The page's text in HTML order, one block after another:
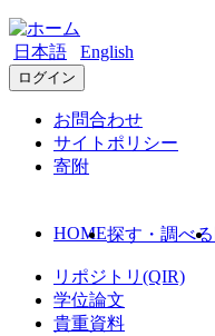
日本語 English
ログイン
お問合わせ
サイトポリシー
寄附
HOME探す・調べる
リポジトリ(QIR)
学位論文
貴重資料